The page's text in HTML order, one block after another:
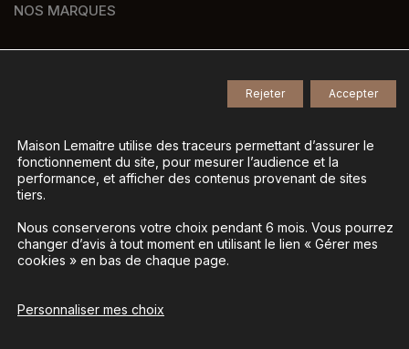
NOS MARQUES
Tous droits réservés -
Mentions légales-
Gestion des données personnelles-
Gérer mes cookies
La vente d’alcool est interdite aux mineurs - L’abus
avec modération
Maison Lemaitre utilise des traceurs permettant d’assurer le
fonctionnement du site, pour mesurer l’audience et la
performance, et afficher des contenus provenant de sites
tiers.
Nous conserverons votre choix pendant 6 mois. Vous pourrez
changer d’avis à tout moment en utilisant le lien « Gérer mes
cookies » en bas de chaque page.
Personnaliser mes choix
Accepter
Rejeter